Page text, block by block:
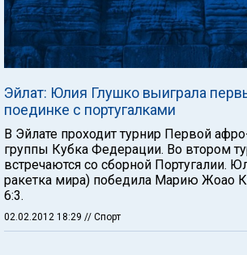
Эйлат: Юлия Глушко выиграла
поединке с португалками
В Эйлате проходит турнир Первой
группы Кубка Федерации. Во втором
встречаются со сборной Португалии.
ракетка мира) победила Марию Жоао
6:3.
02.02.2012 18:29 // Спорт